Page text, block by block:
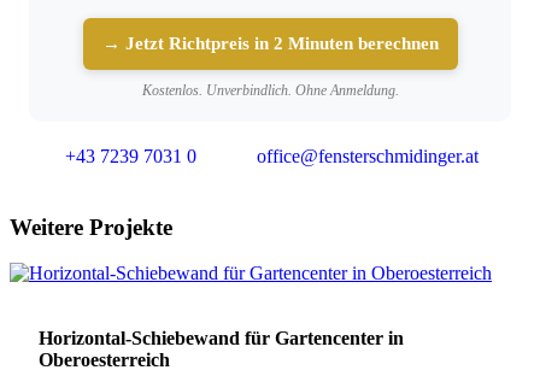
→ Jetzt Richtpreis in 2 Minuten berechnen
Kostenlos. Unverbindlich. Ohne Anmeldung.
+43 7239 7031 0 office@fensterschmidinger.at
Weitere Projekte
Horizontal-Schiebewand für Gartencenter in
Oberoesterreich